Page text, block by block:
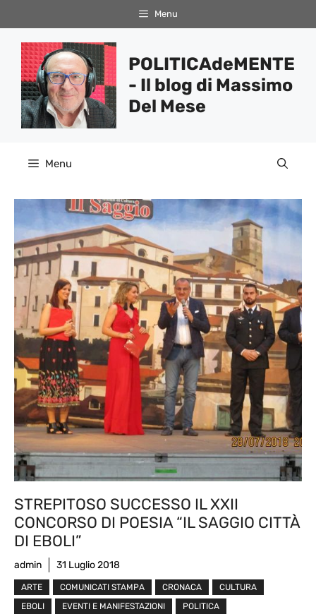
al
contenuto
Menu
POLITICAdeMENTE
- Il blog di Massimo
Del Mese
Menu
STREPITOSO SUCCESSO IL XXII
CONCORSO DI POESIA “IL SAGGIO CITTÀ
DI EBOLI”
admin 31 Luglio 2018
ARTE COMUNICATI STAMPA CRONACA
CULTURA
EBOLI
EVENTI E MANIFESTAZIONI POLITICA